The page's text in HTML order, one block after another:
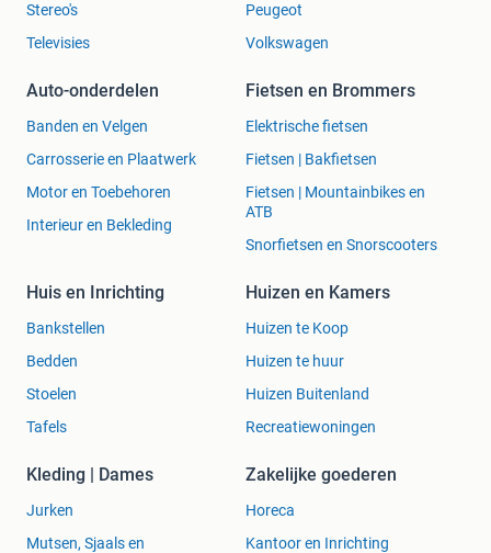
Stereo's
Televisies
Peugeot
Volkswagen
Auto-onderdelen
Banden en Velgen
Carrosserie en Plaatwerk
Motor en Toebehoren
Interieur en Bekleding
Fietsen en Brommers
Elektrische fietsen
Fietsen | Bakfietsen
Fietsen | Mountainbikes en
ATB
Snorfietsen en Snorscooters
Huis en Inrichting
Bankstellen
Bedden
Stoelen
Tafels
Huizen en Kamers
Huizen te Koop
Huizen te huur
Huizen Buitenland
Recreatiewoningen
Kleding | Dames
Jurken
Mutsen, Sjaals en
Zakelijke goederen
Horeca
Kantoor en Inrichting